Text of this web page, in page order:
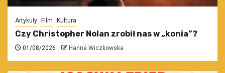
Artykuły Film Kultura
Czy Christopher Nolan zrobił nas w „konia”?
01/08/2026 Hanna Wiczkowska